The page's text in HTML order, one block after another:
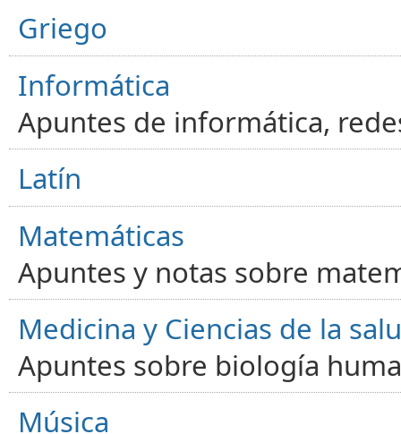
Griego
Informática
Apuntes de informática,
Latín
Matemáticas
Apuntes y notas sobre
Medicina y Ciencias de la
Apuntes sobre biología
Música